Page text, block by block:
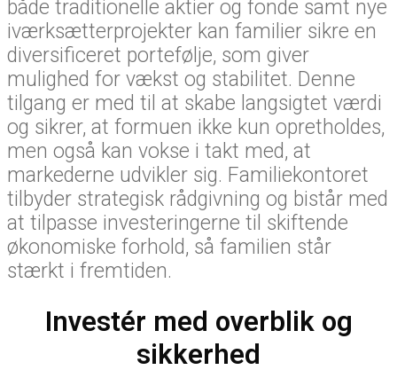
både traditionelle aktier og fonde samt nye
iværksætterprojekter kan familier sikre en
diversificeret portefølje, som giver
mulighed for vækst og stabilitet. Denne
tilgang er med til at skabe langsigtet værdi
og sikrer, at formuen ikke kun opretholdes,
men også kan vokse i takt med, at
markederne udvikler sig. Familiekontoret
tilbyder strategisk rådgivning og bistår med
at tilpasse investeringerne til skiftende
økonomiske forhold, så familien står
stærkt i fremtiden.
Investér med overblik og
sikkerhed